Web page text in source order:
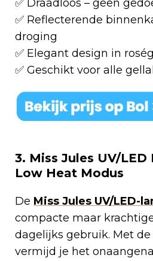
✅ Draadloos – geen
✅ Reflecterende
droging
✅ Elegant design in
✅ Geschikt voor alle
3. Miss Jules UV/
Low Heat Modus
De Miss Jules UV/LED-
compacte maar
dagelijks gebruik. Met
vermijd je het